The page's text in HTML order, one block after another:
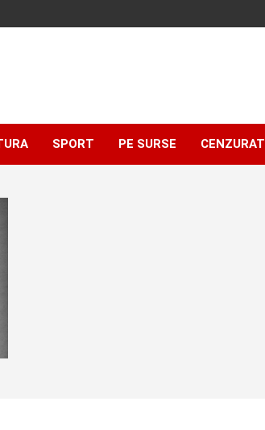
SPORT PE SURSE CENZURAT